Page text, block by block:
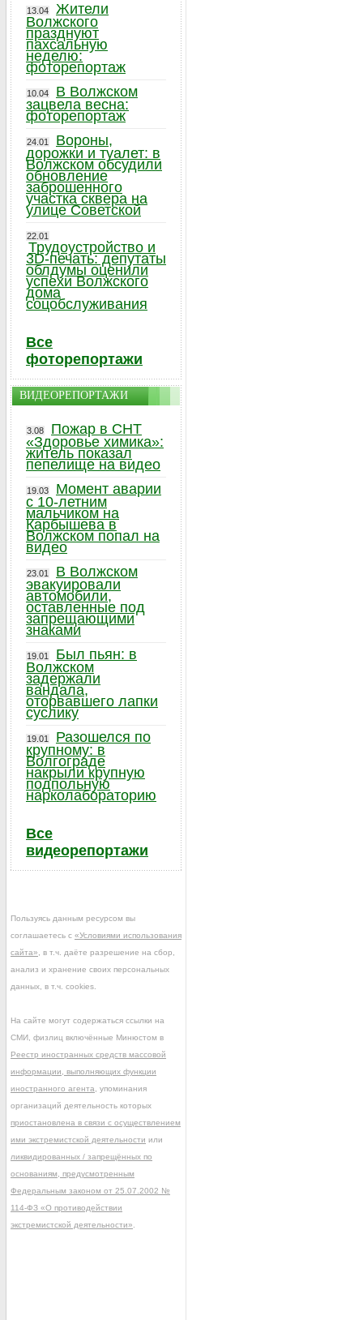
13.04
Жители
Волжского
празднуют
пахсальную
неделю:
фоторепортаж
10.04
В Волжском
зацвела весна:
фоторепортаж
24.01
Вороны,
дорожки и туалет: в
Волжском обсудили
обновление
заброшенного
участка сквера на
улице Советской
22.01
Трудоустройство и
3D-печать: депутаты
облдумы оценили
успехи Волжского
дома
соцобслуживания
Все
фоторепортажи
ВИДЕОРЕПОРТАЖИ
3.08
Пожар в СНТ
«Здоровье химика»:
житель показал
пепелище на видео
19.03
Момент аварии
с 10-летним
мальчиком на
Карбышева в
Волжском попал на
видео
23.01
В Волжском
эвакуировали
автомобили,
оставленные под
запрещающими
знаками
19.01
Был пьян: в
Волжском
задержали
вандала,
оторвавшего лапки
суслику
19.01
Разошелся по
крупному: в
Волгограде
накрыли крупную
подпольную
нарколабораторию
Все
видеорепортажи
Пользуясь данным ресурсом вы
соглашаетесь с «Условиями использования
сайта» , в т.ч. даёте разрешение на сбор,
анализ и хранение своих персональных
данных, в т.ч. cookies.
На сайте могут содержаться ссылки на
СМИ, физлиц включённые Минюстом в
Реестр иностранных средств массовой
информации, выполняющих функции
иностранного агента , упоминания
организаций деятельность которых
приостановлена в связи с осуществлением
ими экстремистской деятельности или
ликвидированных / запрещённых по
основаниям, предусмотренным
Федеральным законом от 25.07.2002 №
114-ФЗ «О противодействии
экстремистской деятельности»